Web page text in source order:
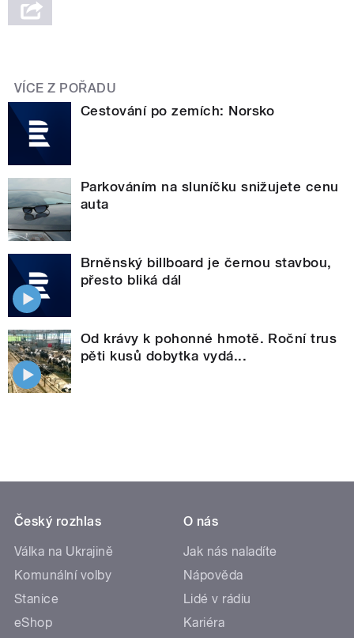
VÍCE Z POŘADU
Cestování po zemích: Norsko
Parkováním na sluníčku snižujete cenu
auta
Brněnský billboard je černou stavbou,
přesto bliká dál
Od krávy k pohonné hmotě. Roční trus
pěti kusů dobytka vydá...
Český rozhlas
Válka na Ukrajině
Komunální volby
Stanice
eShop
O nás
Jak nás naladíte
Nápověda
Lidé v rádiu
Kariéra